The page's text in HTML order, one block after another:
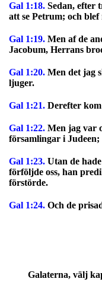
Gal 1:18. Sedan, efter
att se Petrum; och
Gal 1:19. Men af de
Jacobum, Herrans
Gal 1:20. Men det jag
ljuger.
Gal 1:21. Derefter
Gal 1:22. Men jag var
församlingar i Judeen;
Gal 1:23. Utan de
förföljde oss, han
förstörde.
Gal 1:24. Och de
Galaterna, välj